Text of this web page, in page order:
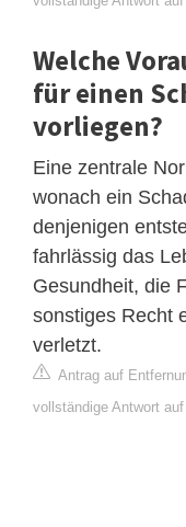
Welche
für einen
vorliegen?
Eine zentrale
wonach ein
denjenigen
fahrlässig das
Gesundheit, die
sonstiges Recht
verletzt.
Antrag auf
vollständige Antwort